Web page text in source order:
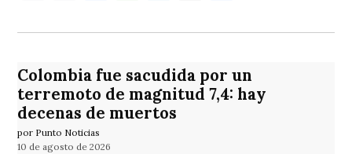
Colombia fue sacudida por un
terremoto de magnitud 7,4: hay
decenas de muertos
por Punto Noticias
10 de agosto de 2026